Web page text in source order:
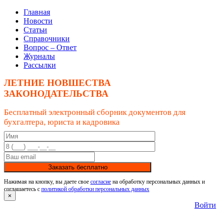
Главная
Новости
Статьи
Справочники
Вопрос – Ответ
Журналы
Рассылки
ЛЕТНИЕ НОВШЕСТВА
ЗАКОНОДАТЕЛЬСТВА
Бесплатный электронный сборник документов для
бухгалтера, юриста и кадровика
Заказать бесплатно
Нажимая на кнопку, вы даете свое согласие на обработку персональных данных и
соглашаетесь с политикой обработки персональных данных
×
Войти